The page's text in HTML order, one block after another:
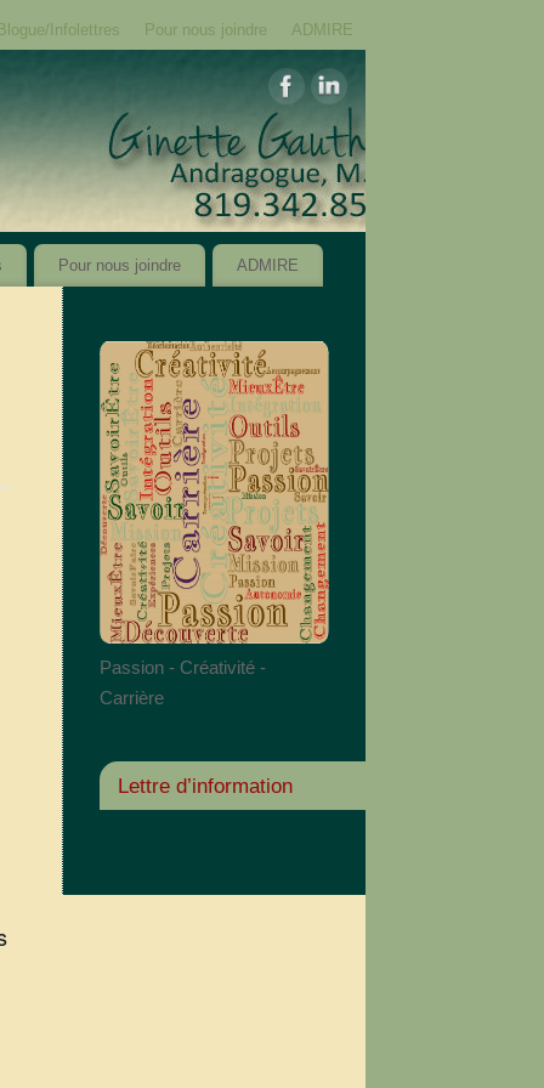
Infolettres Pour nous joindre ADMIRE
Pour nous joindre ADMIRE
Passion - Créativité -
Carrière
Lettre d’information